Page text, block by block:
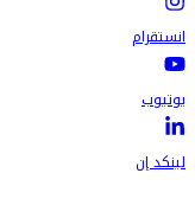
انستقرام
يوتيوب
لينكد إن